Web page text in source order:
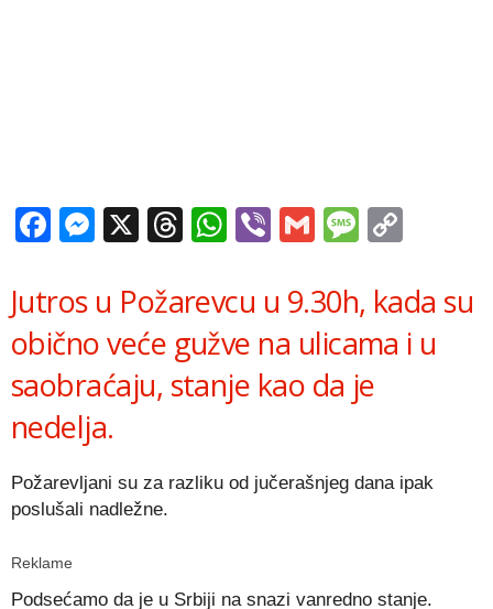
Facebook
Messenger
X Threads
WhatsApp
ViberGmail
Jutros u Požarevcu u 9.30h, kada su
obično veće gužve na ulicama i u
saobraćaju, stanje kao da je
nedelja.
Požarevljani su za razliku od jučerašnjeg dana ipak
poslušali nadležne.
Reklame
Podsećamo da je u Srbiji na snazi vanredno stanje.